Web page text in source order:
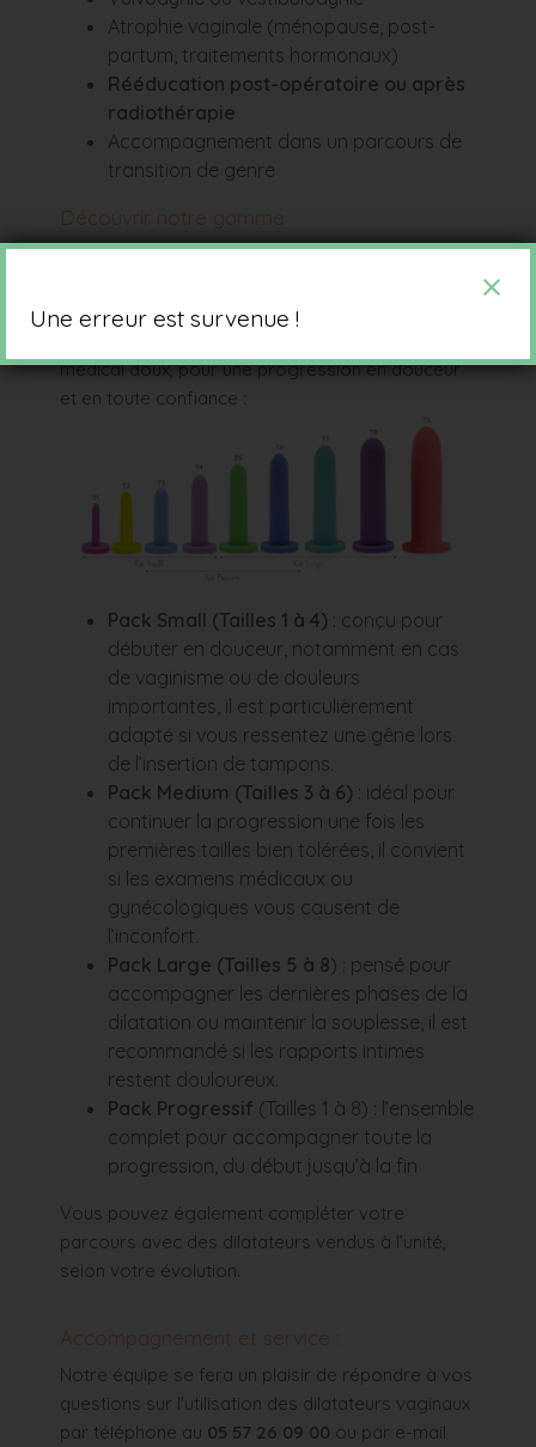
Atrophie vaginale (ménopause, post-
partum, traitements hormonaux)
Rééducation post-opératoire ou après
radiothérapie
Accompagnement dans un parcours de
transition de genre
La gamme de dilatateurs vaginaux Intimate Rose
permettre d’avancer à votre rythme. Chaque
médical doux, pour une progression en douceur
et en toute confiance :
Pack Small (Tailles 1 à 4) : conçu pour
débuter en douceur, notamment en cas
de vaginisme ou de douleurs
importantes, il est particulièrement
adapté si vous ressentez une gêne lors
de l’insertion de tampons.
Pack Medium (Tailles 3 à 6) : idéal pour
continuer la progression une fois les
premières tailles bien tolérées, il convient
si les examens médicaux ou
gynécologiques vous causent de
l’inconfort.
Pack Large (Tailles 5 à 8 ) : pensé pour
accompagner les dernières phases de la
dilatation ou maintenir la souplesse, il est
recommandé si les rapports intimes
restent douloureux.
Pack Progressif (Tailles 1 à 8) : l’ensemble
complet pour accompagner toute la
progression, du début jusqu’à la fin
Vous pouvez également compléter votre
parcours avec des dilatateurs vendus à l’unité,
selon votre évolution.
Notre équipe se fera un plaisir de répondre à vos
questions sur l'utilisation des dilatateurs vaginaux
par téléphone au 05 57 26 09 00 ou par e-mail
Une erreur est survenue !